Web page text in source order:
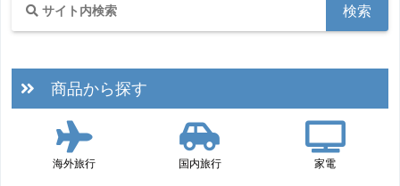
商品から探す
海外旅行 国内旅行 家電